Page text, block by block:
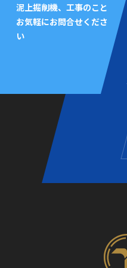
泥上掘削機、工事のこと
お気軽にお問合せくださ
い